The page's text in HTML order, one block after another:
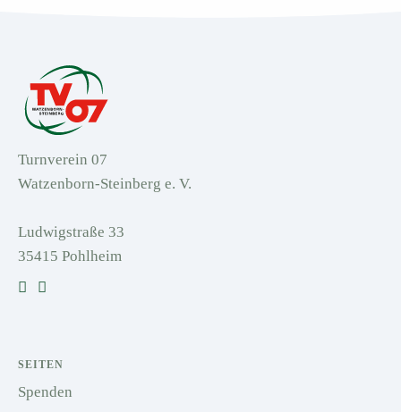
Turnverein 07
Watzenborn-Steinberg e. V.
Ludwigstraße 33
35415 Pohlheim
SEITEN
Spenden